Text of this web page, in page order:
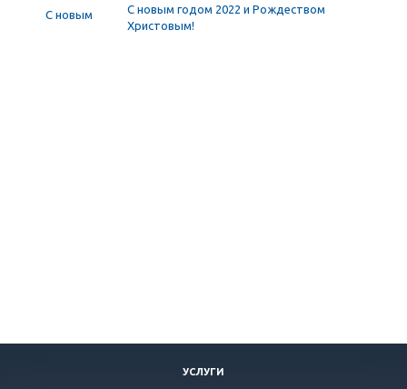
С новым годом 2022 и Рождеством
Христовым!
УСЛУГИ